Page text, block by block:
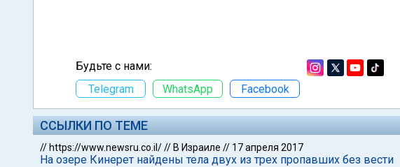
Будьте с нами:
Telegram
WhatsApp Facebook
ССЫЛКИ ПО ТЕМЕ
// https://www.newsru.co.il/// В Израиле // 17 апреля 2017
На озере Кинерет найдены тела двух из трех пропавших без вести